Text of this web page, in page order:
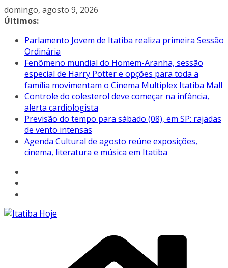
Pular
para
conteúdo
domingo, agosto 9, 2026
Últimos:
Parlamento Jovem de Itatiba realiza primeira Sessão
Ordinária
Fenômeno mundial do Homem-Aranha, sessão
especial de Harry Potter e opções para toda a
família movimentam o Cinema Multiplex Itatiba Mall
Controle do colesterol deve começar na infância,
alerta cardiologista
Previsão do tempo para sábado (08), em SP: rajadas
de vento intensas
Agenda Cultural de agosto reúne exposições,
cinema, literatura e música em Itatiba